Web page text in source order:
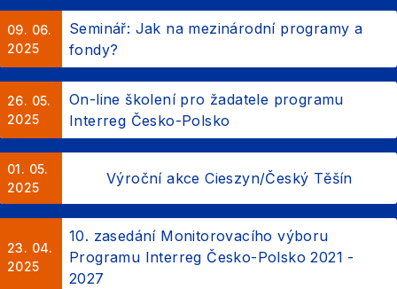
09. 06.
2025
Seminář: Jak na mezinárodní programy a
fondy?
26. 05.
2025
On-line školení pro žadatele programu
Interreg Česko-Polsko
01. 05.
2025
Výroční akce Cieszyn/Český Těšín
23. 04.
2025
10. zasedání Monitorovacího výboru
Programu Interreg Česko-Polsko 2021 -
2027